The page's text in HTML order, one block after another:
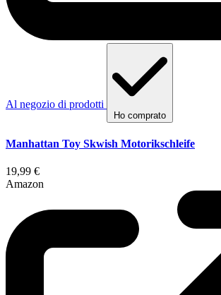
Al negozio di prodotti
Ho comprato
Manhattan Toy Skwish Motorikschleife
19,99 €
Amazon